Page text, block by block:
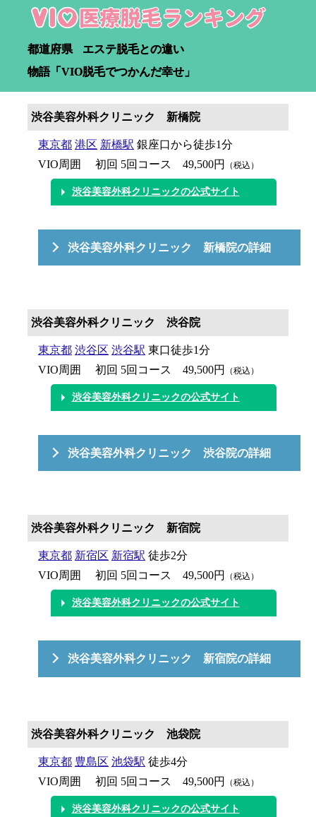
都道府県
エステ脱毛との違い
物語「VIO脱毛でつかんだ幸せ」
渋谷美容外科クリニック 新橋院
東京都 港区 新橋駅 銀座口から徒歩1分
VIO周囲 初回 5回コース 49,500円
（税込）
渋谷美容外科クリニックの公式サイト
渋谷美容外科クリニック 新橋院の詳細
渋谷美容外科クリニック 渋谷院
東京都 渋谷区 渋谷駅 東口徒歩1分
VIO周囲 初回 5回コース 49,500円
（税込）
渋谷美容外科クリニックの公式サイト
渋谷美容外科クリニック 渋谷院の詳細
渋谷美容外科クリニック 新宿院
東京都 新宿区 新宿駅 徒歩2分
VIO周囲 初回 5回コース 49,500円
（税込）
渋谷美容外科クリニックの公式サイト
渋谷美容外科クリニック 新宿院の詳細
渋谷美容外科クリニック 池袋院
東京都 豊島区 池袋駅 徒歩4分
VIO周囲 初回 5回コース 49,500円
（税込）
渋谷美容外科クリニックの公式サイト